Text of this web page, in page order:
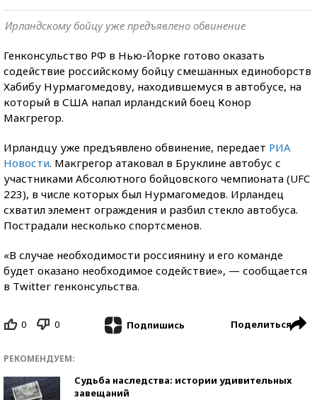
Ирландскому бойцу уже предъявлено обвинение
Генконсульство РФ в Нью-Йорке готово оказать
содействие российскому бойцу смешанных единоборств
Хабибу Нурмагомедову, находившемуся в автобусе, на
который в США напал ирландский боец Конор
Макгрегор.
Ирландцу уже предъявлено обвинение, передает РИА
Новости. Макгрегор атаковал в Бруклине автобус с
участниками Абсолютного бойцовского чемпионата (UFC
223), в числе которых был Нурмагомедов. Ирландец
схватил элемент ограждения и разбил стекло автобуса.
Пострадали несколько спортсменов.
«В случае необходимости россиянину и его команде
будет оказано необходимое содействие», — сообщается
в Twitter генконсульства.
0 0 Подпишись Поделиться
РЕКОМЕНДУЕМ:
Судьба наследства: истории удивительных
завещаний